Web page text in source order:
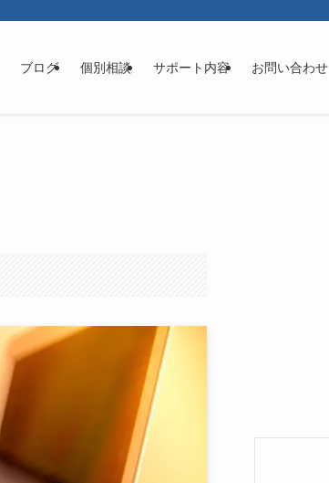
ブログ 個別相談 サポート内容 お問い合わせ